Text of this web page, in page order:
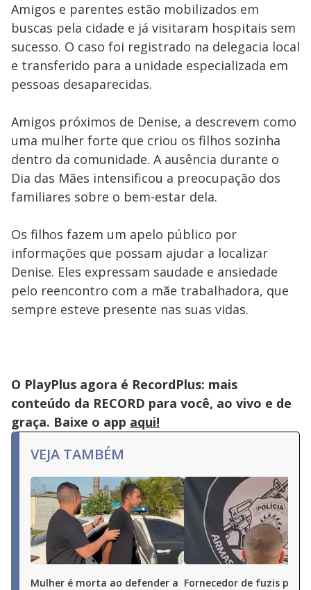
Amigos e parentes estão mobilizados em
buscas pela cidade e já visitaram hospitais sem
sucesso. O caso foi registrado na delegacia local
e transferido para a unidade especializada em
pessoas desaparecidas.
Amigos próximos de Denise, a descrevem como
uma mulher forte que criou os filhos sozinha
dentro da comunidade. A ausência durante o
Dia das Mães intensificou a preocupação dos
familiares sobre o bem-estar dela.
Os filhos fazem um apelo público por
informações que possam ajudar a localizar
Denise. Eles expressam saudade e ansiedade
pelo reencontro com a mãe trabalhadora, que
sempre esteve presente nas suas vidas.
O PlayPlus agora é RecordPlus: mais
conteúdo da RECORD para você, ao vivo e de
graça. Baixe o app aqui!
VEJA TAMBÉM
Mulher é morta ao defender a Fornecedor de fuzis para